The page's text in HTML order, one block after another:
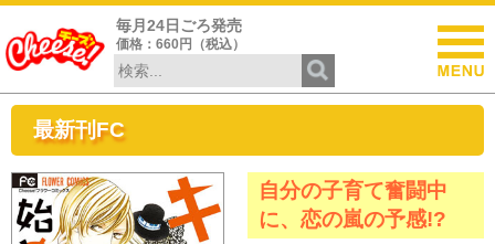
毎月24日ごろ発売
価格：660円（税込）
最新刊FC
自分の子育て奮闘中
に、恋の嵐の予感!?